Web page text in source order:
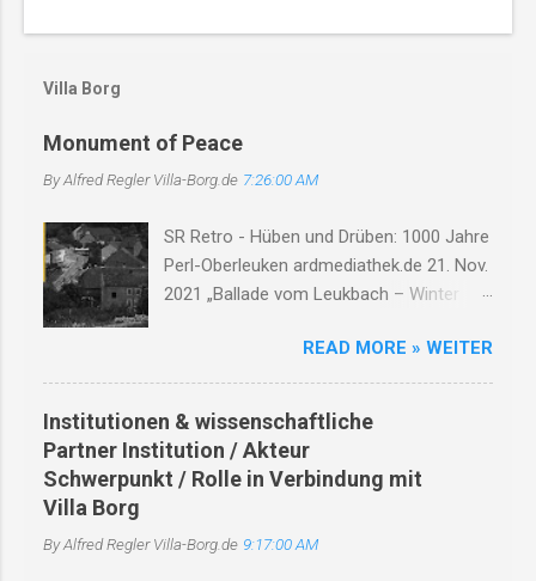
o
m
t
a
r
e
Villa Borg
Monument of Peace
By Alfred ReglerVilla-Borg.de 7:26:00 AM
SR Retro - Hüben und Drüben: 1000 Jahre
Perl-Oberleuken ardmediathek.de 21. Nov.
2021 „Ballade vom Leukbach – Winter
die Zeit erstarrt, die Luft so rau. Der
Leukbach fließt, doch trägt nun Leid,
durch Trümmer, Tod und Einsamkeit. Im
Schatten des Orscholzriegels' Macht, hat
Krieg das Dorf zur Ruh gebracht.
Oberleuken, einst so still, liegt nun in
brennen, Felder leer, der Himmel weint, die
READ MORE » WEITER
Institutionen & wissenschaftliche
Partner Institution / Akteur
Schwerpunkt / Rolle in Verbindung mit
Villa Borg
By Alfred ReglerVilla-Borg.de 9:17:00 AM